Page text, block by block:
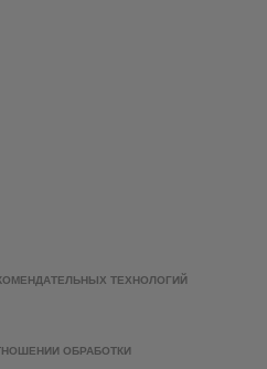
ТЕХНОЛОГИЙ
ОБРАБОТКИ